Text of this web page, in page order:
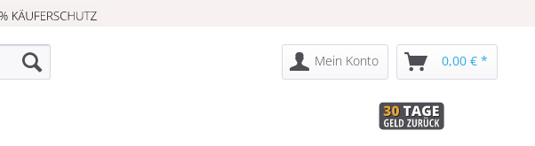
Mein Konto 0,00 € *